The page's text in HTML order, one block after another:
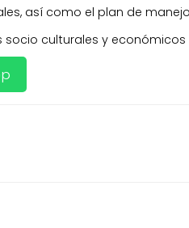
así como el plan de
socio culturales y económicos